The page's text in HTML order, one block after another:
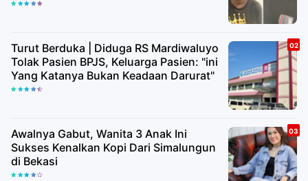
Turut Berduka | Diduga RS Mardiwaluyo
Tolak Pasien BPJS, Keluarga Pasien: "ini
Yang Katanya Bukan Keadaan Darurat"
Awalnya Gabut, Wanita 3 Anak Ini
Sukses Kenalkan Kopi Dari Simalungun
di Bekasi